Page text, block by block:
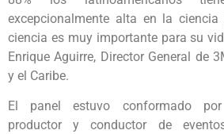
excepcionalmente alta en la
ciencia es muy importante para su
Enrique Aguirre, Director General de
y el Caribe.
El panel estuvo conformado
productor y conductor de